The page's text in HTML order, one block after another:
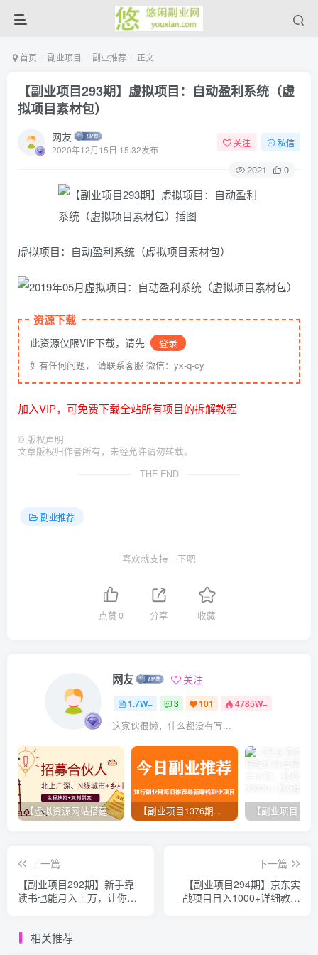
首页 副业项目 副业推荐 正文
【副业项目293期】虚拟项目：自动盈利系统（虚
拟项目素材包）
网友
2020年12月15日 15:32发布
关注 私信
2021 0
虚拟项目：自动盈利系统 （虚拟项目素材包）
资源下载
此资源仅限VIP下载，请先
登录
如有任何问题， 请联系客服 微信：yx-q-cy
加入VIP，可免费下载全站所有项目的拆解教程
© 版权声明
文章版权归作者所有，未经允许请勿转载。
THE END
副业推荐
喜欢就支持一下吧
点赞0 分享 收藏
网友 关注
1.7W+ 3 101 4785W+
这家伙很懒，什么都没有写...
【虚拟资源网站搭建服务】加盟本站系统，做一个和本站一样的独立网站，躺赚的项目 【副业项目1376期】龟课最新闲鱼项目玩法实战教程_全新升级月收益几千到几万
上一篇
【副业项目292期】新手靠
读书也能月入上万，让你读
下一篇
【副业项目294期】京东实
战项目日入1000+详细教程
相关推荐